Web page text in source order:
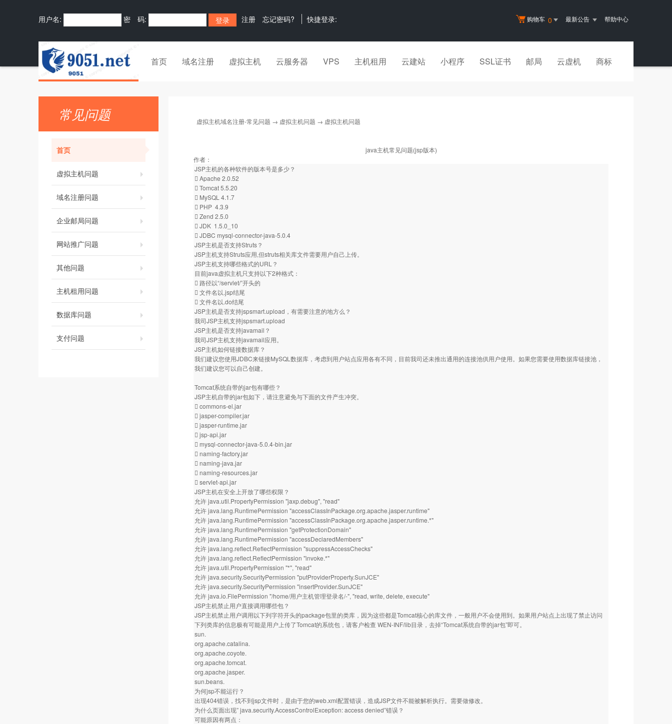
购物车 0 最新公告 帮助中心
用户名: 密 码: 注册 忘记密码? 快捷登录:
首页 域名注册 虚拟主机 云服务器 VPS 主机租用 云建站 小程序 SSL证书 邮局 云虚机 商标
常见问题
首页
虚拟主机问题
域名注册问题
企业邮局问题
网站推广问题
其他问题
主机租用问题
数据库问题
支付问题
虚拟主机域名注册-常见问题 → 虚拟主机问题 → 虚拟主机问题
java主机常见问题(jsp版本)
作者：
JSP主机的各种软件的版本号是多少？
 Apache 2.0.52
 Tomcat 5.5.20
 MySQL 4.1.7
 PHP 4.3.9
 Zend 2.5.0
 JDK 1.5.0_10
 JDBC mysql-connector-java-5.0.4
JSP主机是否支持Struts？
JSP主机支持Struts应用,但struts相关库文件需要用户自己上传。
JSP主机支持哪些格式的URL？
目前java虚拟主机只支持以下2种格式：
 路径以“/servlet/”开头的
 文件名以.jsp结尾
 文件名以.do结尾
JSP主机是否支持jspsmart.upload，有需要注意的地方么？
我司JSP主机支持jspsmart.upload
JSP主机是否支持javamail？
我司JSP主机支持javamail应用。
JSP主机如何链接数据库？
我们建议您使用JDBC来链接MySQL数据库，考虑到用户站点应用各有不同，目前我司还未推出通用的连接池供用户使用。如果您需要使用数据库链接池，
我们建议您可以自己创建。
Tomcat系统自带的jar包有哪些？
JSP主机自带的jar包如下，请注意避免与下面的文件产生冲突。
 commons-el.jar
 jasper-compiler.jar
 jasper-runtime.jar
 jsp-api.jar
 mysql-connector-java-5.0.4-bin.jar
 naming-factory.jar
 naming-java.jar
 naming-resources.jar
 servlet-api.jar
JSP主机在安全上开放了哪些权限？
允许 java.util.PropertyPermission "jaxp.debug", "read"
允许 java.lang.RuntimePermission "accessClassInPackage.org.apache.jasper.runtime"
允许 java.lang.RuntimePermission "accessClassInPackage.org.apache.jasper.runtime.*"
允许 java.lang.RuntimePermission "getProtectionDomain"
允许 java.lang.RuntimePermission "accessDeclaredMembers"
允许 java.lang.reflect.ReflectPermission "suppressAccessChecks"
允许 java.lang.reflect.ReflectPermission "invoke.*"
允许 java.util.PropertyPermission "*", "read"
允许 java.security.SecurityPermission "putProviderProperty.SunJCE"
允许 java.security.SecurityPermission "insertProvider.SunJCE"
允许 java.io.FilePermission "/home/用户主机管理登录名/-", "read, write, delete, execute"
JSP主机禁止用户直接调用哪些包？
JSP主机禁止用户调用以下列字符开头的package包里的类库，因为这些都是Tomcat核心的库文件，一般用户不会使用到。如果用户站点上出现了禁止访问
下列类库的信息极有可能是用户上传了Tomcat的系统包，请客户检查 WEN-INF/lib目录，去掉“Tomcat系统自带的jar包”即可。
sun.
org.apache.catalina.
org.apache.coyote.
org.apache.tomcat.
org.apache.jasper.
sun.beans.
为何jsp不能运行？
出现404错误，找不到jsp文件时，是由于您的web.xml配置错误，造成JSP文件不能被解析执行。需要做修改。
为什么页面出现” java.security.AccessControlException: access denied”错误？
可能原因有两点：